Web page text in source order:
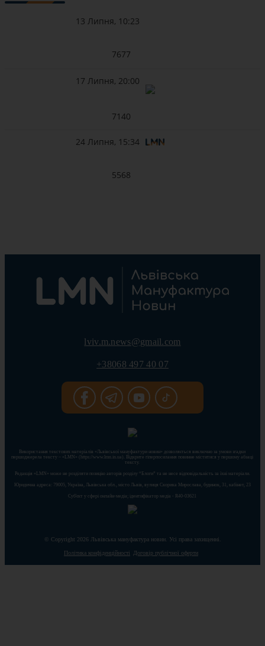
13 Липня, 10:23
7677
17 Липня, 20:00
7140
24 Липня, 15:34
5568
lviv.m.news@gmail.com
+38068 497 40 07
Використання текстових матеріалів «Львівської мануфактури новин» дозволяється виключно за умови згадки
першоджерела тексту – «LMN» (https://www.lmn.in.ua). Відкрите гіперпосилання повинне міститися у першому абзаці
тексту.
Редакція «LMN» може не розділяти позицію авторів розділу “Блоги” та не несе відповідальність за їхні матеріали.
Юридична адреса: 79005, Україна, Львівська обл., місто Львів, вулиця Скорика Мирослава, будинок, 31, кабінет, 23
Cуб'єкт у сфері онлайн-медіа; ідентифікатор медіа - R40-03621
© Copyright 2026 Львівська мануфактура новин. Усі права захищенні.
Політика конфіденційності Договір публічної оферти